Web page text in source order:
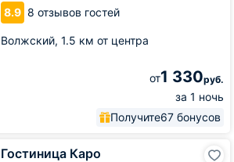
8.9 8 отзывов гостей
Волжский, 1.5 км от центра
от1 330руб.
за 1 ночь
Получите67 бонусов
Гостиница Каро